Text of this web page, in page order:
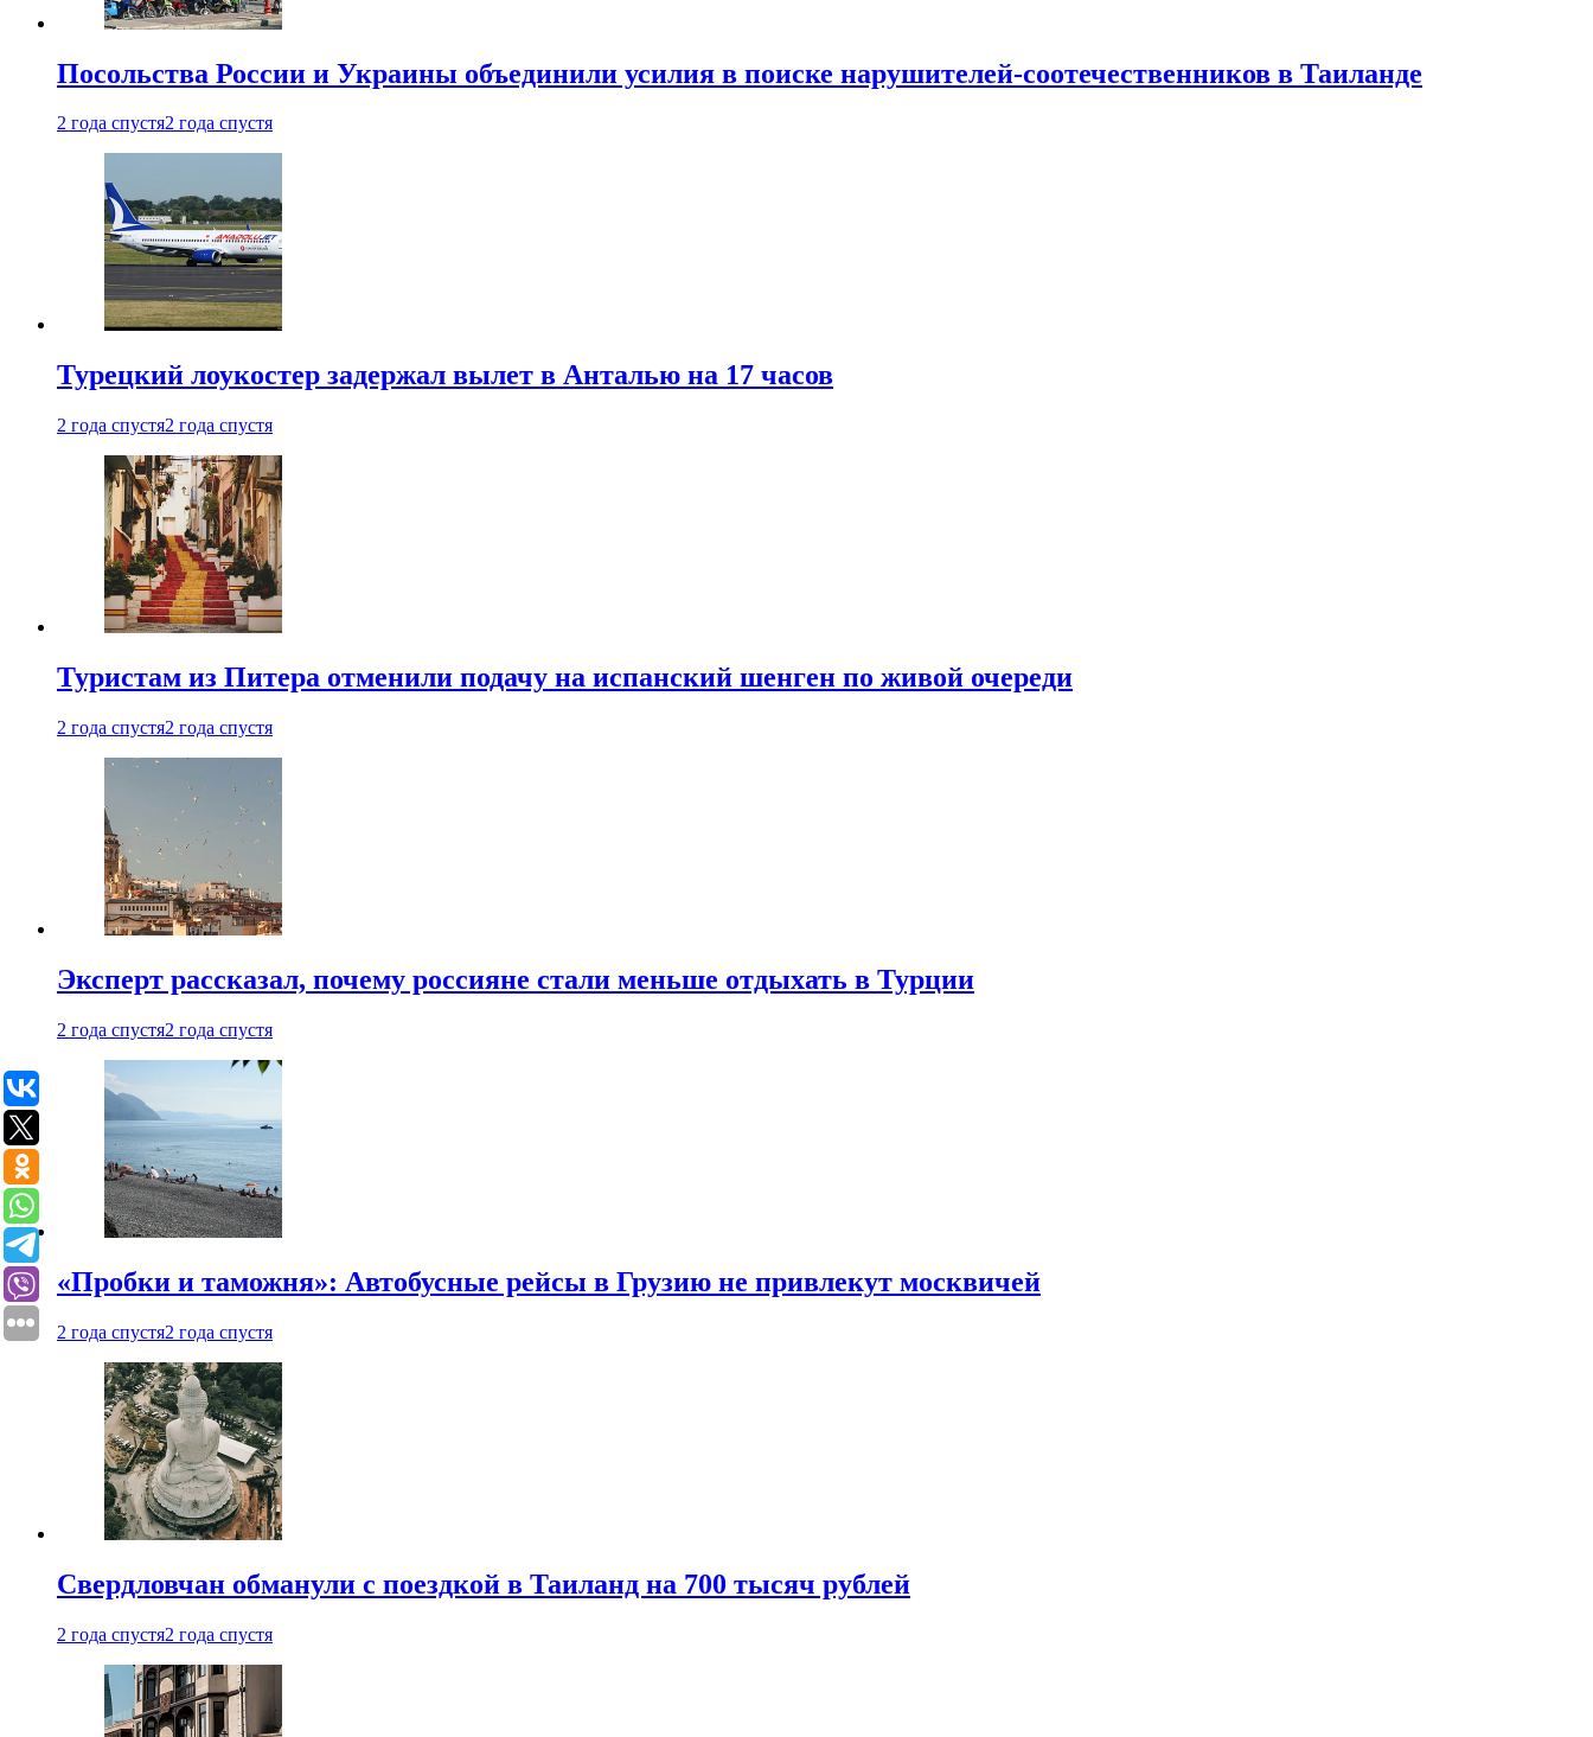
Посольства России и Украины объединили усилия в поиске нарушителей-соотечественников в Таиланде
2 года спустя2 года спустя
Турецкий лоукостер задержал вылет в Анталью на 17 часов
2 года спустя2 года спустя
Туристам из Питера отменили подачу на испанский шенген по живой очереди
2 года спустя2 года спустя
Эксперт рассказал, почему россияне стали меньше отдыхать в Турции
2 года спустя2 года спустя
«Пробки и таможня»: Автобусные рейсы в Грузию не привлекут москвичей
2 года спустя2 года спустя
Свердловчан обманули с поездкой в Таиланд на 700 тысяч рублей
2 года спустя2 года спустя